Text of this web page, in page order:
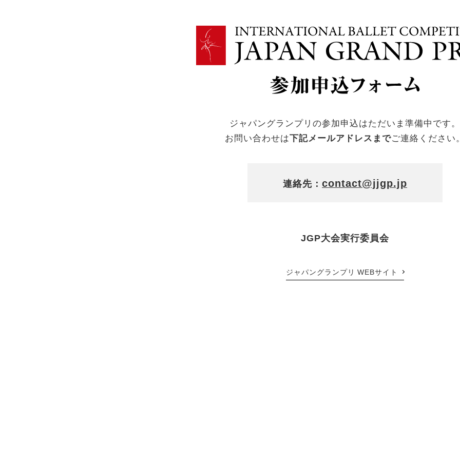
ジャパングランプリの参加申込はただいま準備中です。
お問い合わせは下記メールアドレスまでご連絡ください
連絡先： contact@jjgp.jp
JGP大会実行委員会
ジャパングランプリ WEBサイト